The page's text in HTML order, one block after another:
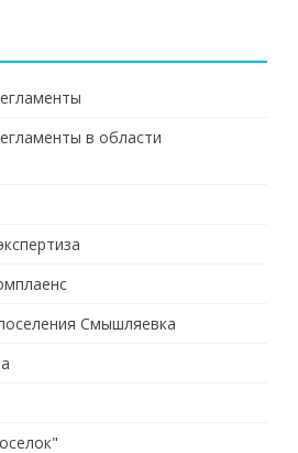
в области
Смышляевка